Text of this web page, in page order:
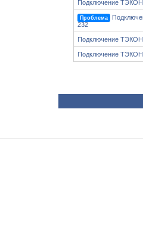
Подключение
Проблема
232
Подключение
Подключение ТЭКОН